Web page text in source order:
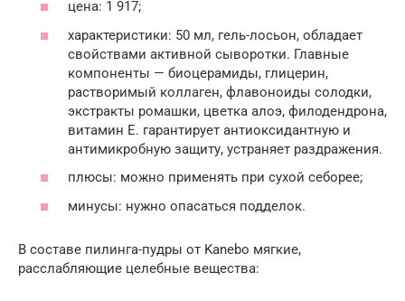
цена: 1 917;
характеристики: 50 мл, гель-лосьон, обладает
свойствами активной сыворотки. Главные
компоненты — биоцерамиды, глицерин,
растворимый коллаген, флавоноиды солодки,
экстракты ромашки, цветка алоэ, филодендрона,
витамин Е. гарантирует антиоксидантную и
антимикробную защиту, устраняет раздражения.
плюсы: можно применять при сухой себорее;
минусы: нужно опасаться подделок.
В составе пилинга-пудры от Kanebo мягкие,
расслабляющие целебные вещества: